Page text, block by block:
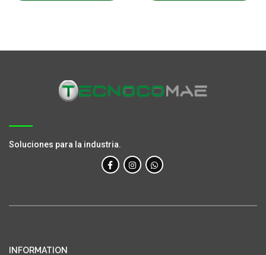
Soluciones para la industria.
INFORMATION